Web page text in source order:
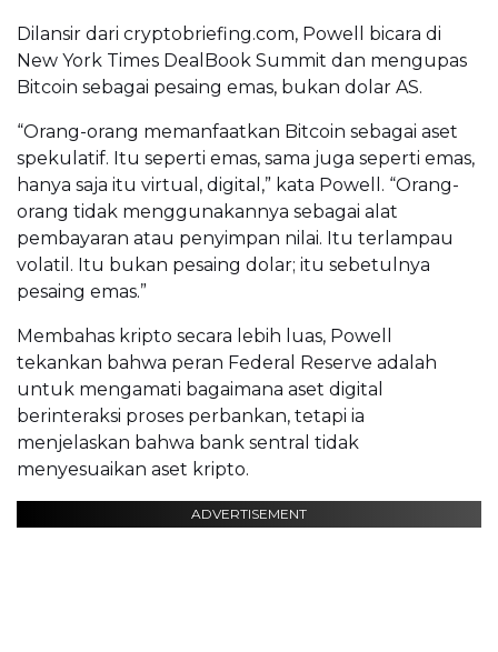
Dilansir dari cryptobriefing.com, Powell bicara di
New York Times DealBook Summit dan mengupas
Bitcoin sebagai pesaing emas, bukan dolar AS.
“Orang-orang memanfaatkan Bitcoin sebagai aset
spekulatif. Itu seperti emas, sama juga seperti emas,
hanya saja itu virtual, digital,” kata Powell. “Orang-
orang tidak menggunakannya sebagai alat
pembayaran atau penyimpan nilai. Itu terlampau
volatil. Itu bukan pesaing dolar; itu sebetulnya
pesaing emas.”
Membahas kripto secara lebih luas, Powell
tekankan bahwa peran Federal Reserve adalah
untuk mengamati bagaimana aset digital
berinteraksi proses perbankan, tetapi ia
menjelaskan bahwa bank sentral tidak
menyesuaikan aset kripto.
ADVERTISEMENT